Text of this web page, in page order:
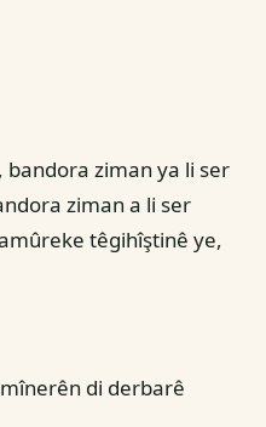
ziman ya li ser
ziman a li ser
têgihîştinê ye,
di derbarê